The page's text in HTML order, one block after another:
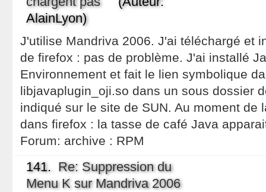
AlainLyon)
J'utilise Mandriva 2006. J'ai téléchargé et
de firefox : pas de problème. J'ai installé
Environnement et fait le lien symbolique
libjavaplugin_oji.so dans un sous dossier
indiqué sur le site de SUN. Au moment de
dans firefox : la tasse de café Java
Forum: archive : RPM
141. Re: Suppression du
Menu K sur Mandriva 2006